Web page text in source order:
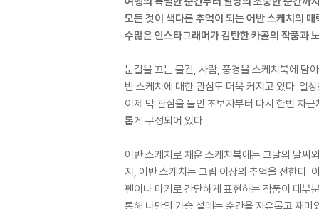
모든 것이 색다른 추억이 되는 어반 스케치의 매
수많은 인스타그래머가 감탄한 카콜의 작품과
눈길을 끄는 물건, 사람, 풍경을 스케치북에 담
반 스케치에 대한 관심도 더욱 커지고 있다. 일
이제 막 관심을 들인 초보자부터 다시 한번 차
롭게 구성되어 있다.
어반 스케치로 채운 스케치북에는 그날의 날씨
지, 어반 스케치는 그림 이상의 추억을 전한다.
펜이나 마커로 간단하게 표현하는 작품이 대부
통해 나만의 가슴 설레는 순간을 자유롭고 재미